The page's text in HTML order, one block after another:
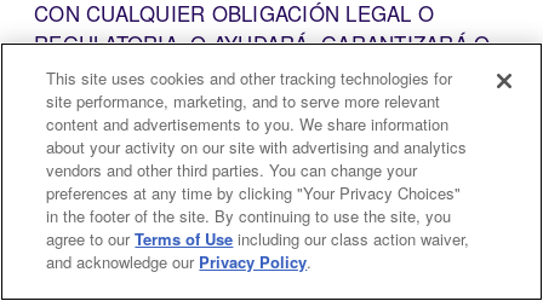
CON CUALQUIER OBLIGACIÓN LEGAL O
REGULATORIA, O AYUDARÁ, GARANTIZARÁ O
GARANTIZARÁ EL CUMPLIMIENTO DE
CUALQUIER LEY O NORMATIVA APLICABLE.
USTED ES EL ÚNICO RESPONSABLE DE
GARANTIZAR QUE EL USO DEL SERVICIO DE
EXPORTACIÓN DE DATOS DE OMNY STUDIO
ANALYTICS Y LOS COMPONENTES
RELACIONADOS CUMPLA CON LA
This site uses cookies and other tracking technologies for
site performance, marketing, and to serve more relevant
content and advertisements to you. We share information
about your activity on our site with advertising and analytics
vendors and other third parties. You can change your
preferences at any time by clicking "Your Privacy Choices"
in the footer of the site. By continuing to use the site, you
agree to ourTerms of Use including our class action waiver,
and acknowledge our Privacy Policy.